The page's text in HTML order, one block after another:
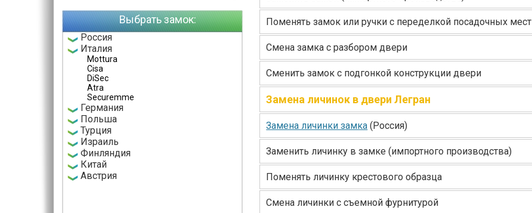
Выбрать замок:
Россия
Италия
Mottura
Cisa
DiSec
Atra
Securemme
Германия
Польша
Турция
Израиль
Финляндия
Китай
Австрия
Поменять замок или ручки с переделкой посадочных мест
Смена замка с разбором двери
Сменить замок с подгонкой конструкции двери
Замена личинок в двери Легран
Замена личинки замка (Россия)
Заменить личинку в замке (импортного производства)
Поменять личинку крестового образца
Смена личинки с съемной фурнитурой